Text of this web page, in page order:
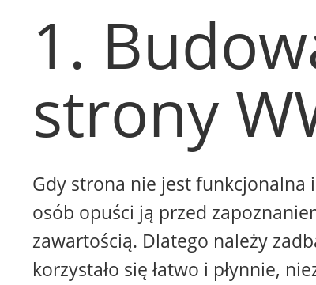
1.
strony
Gdy strona nie jest funkcjonalna
osób opuści ją przed
zawartością. Dlatego należy
korzystało się łatwo i płynnie,